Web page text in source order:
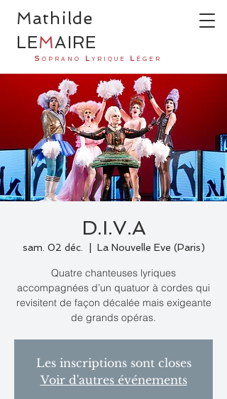
Mathilde
LEMAIRE
S OPRANO L YRIQUE L ÉGER
D.I.V.A
sam. 02 déc. La Nouvelle Eve (Paris)
Quatre chanteuses lyriques
accompagnées d’un quatuor à cordes qui
revisitent de façon décalée mais exigeante
de grands opéras.
Les inscriptions sont closes
Voir d'autres événements